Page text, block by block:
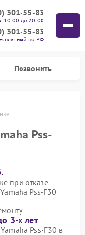
301-55-83
10:00 до 20:00
301-55-83
по РФ
Позвонить
Pss-
при отказе
Pss-F30
3-х лет
Pss-F30 в